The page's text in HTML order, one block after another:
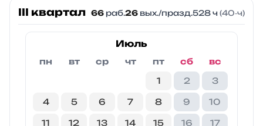
III квартал 66 раб.26вых./празд.528 ч (40‑ч)
Июль
пн вт ср чт пт сб
вс
1
2 3
4 5 6 7 8 9 10
11 12 13 14 15 16 17